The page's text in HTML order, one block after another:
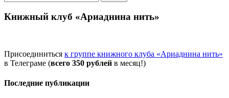
Книжный клуб «Ариаднина нить»
Присоединиться к группе книжного клуба «Ариаднина нить»
в Телеграме (всего 350 рублей в месяц!)
Последние публикации